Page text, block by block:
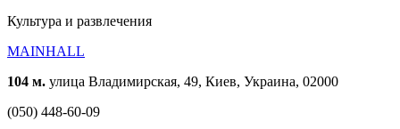
Культура и развлечения
MAINHALL
104 м. улица Владимирская, 49, Киев, Украина, 02000
(050) 448-60-09